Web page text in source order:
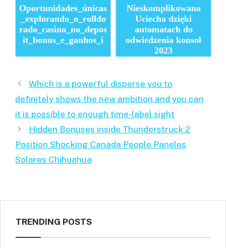
Oportunidades_únicas
_explorando_o_rolldo
rado_casino_no_depos
it_bonus_e_ganhos_i
Nieskomplikowana
Uciecha dzięki
automatach do
odwiedzenia konsol
2023
Which is a powerful disperse you to
definitely shows the new ambition and you can
it is possible to enough time-label sight
Hidden Bonuses inside Thunderstruck 2
Position Shocking Canada People Paneles
Solares Chihuahua
TRENDING POSTS